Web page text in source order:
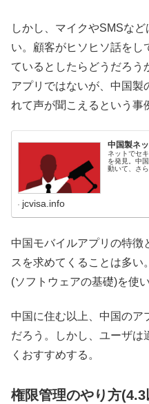
しかし、マイクやSMSな
い。顧客がヒソヒソ話をし
ているとしたらどうだろう
アプリではないが、中国製
れて声が聞こえるという事
中国製ネ
ネットでセ
を発見。中
動いて、さ
jcvisa.info
中国モバイルアプリの特徴
スを求めてくることは多い
(ソフトウェアの基礎)を使
中国に住む以上、中国のア
だろう。しかし、ユーザは
くおすすめする。
権限管理のやり方(4.3